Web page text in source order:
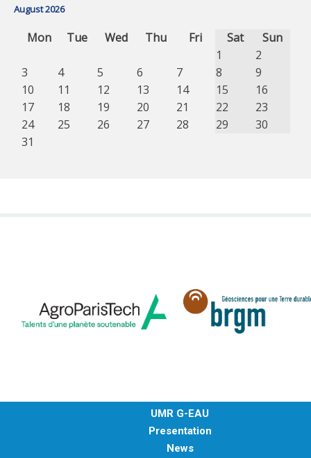
August 2026
Mon Tue Wed Thu Fri Sat
Sun
1
2
3
4 5 6 7 8
9
10
11 12 13 14 15
16
17
18 19 20 21 22
23
24
25 26 27 28 29
30
31
UMR G-EAU
Presentation
News